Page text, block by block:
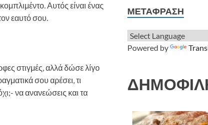
Αυτός είναι ένας
εαυτό σου.
στιγμές, αλλά δώσε λίγο
σου αρέσει, τι
να ανανεώσεις και τα
ΜΕΤΆΦΡΑΣΗ
Powered by